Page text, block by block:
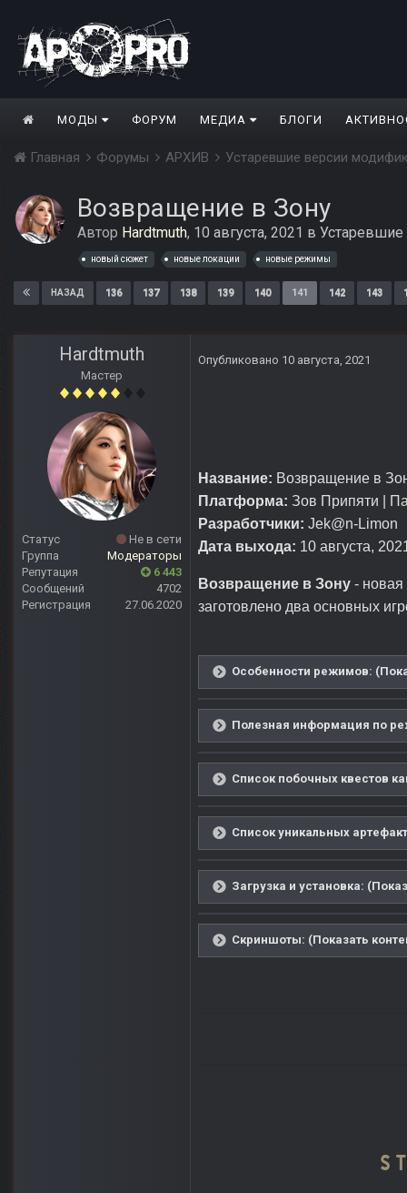
МОДЫ ФОРУМ МЕДИА БЛОГИ
Главная Форумы АРХИВ Устаревшие версии
Возвращение в Зону
Автор Hardtmuth, 10 августа, 2021 в
новый сюжет новые локации новые режимы
НАЗАД 136 137 138 139 140 141 142 143
Hardtmuth
Мастер
Статус
Не в сети
Группа
Модераторы
Репутация
6 443
Сообщений
4702
Регистрация
27.06.2020
Опубликовано 10 августа, 2021
Название: Возвращение в
Платформа: Зов Припяти |
Разработчики: Jek@n-Limon
Дата выхода: 10 августа,
Возвращение в Зону - новая
заготовлено два основных
Особенности режимов:
Полезная информация по
Список побочных квестов
Список уникальных
Загрузка и установка:
Скриншоты: (Показать